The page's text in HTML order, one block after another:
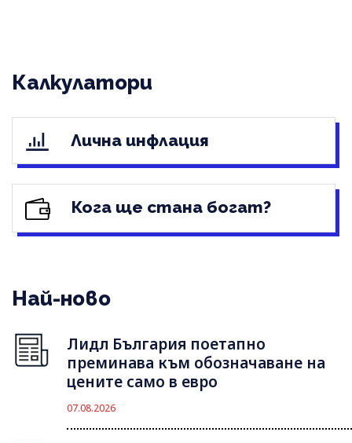
Калкулатори
Лична инфлация
Кога ще стана богат?
Най-ново
Лидл България поетапно
преминава към обозначаване на
цените само в евро
07.08.2026